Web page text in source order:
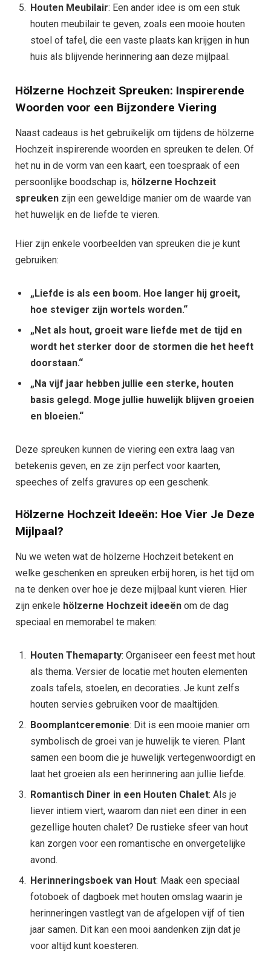
Houten Meubilair: Een ander idee is om een stuk
houten meubilair te geven, zoals een mooie houten
stoel of tafel, die een vaste plaats kan krijgen in hun
huis als blijvende herinnering aan deze mijlpaal.
Hölzerne Hochzeit Spreuken: Inspirerende
Woorden voor een Bijzondere Viering
Naast cadeaus is het gebruikelijk om tijdens de hölzerne
Hochzeit inspirerende woorden en spreuken te delen. Of
het nu in de vorm van een kaart, een toespraak of een
persoonlijke boodschap is, hölzerne Hochzeit
spreuken zijn een geweldige manier om de waarde van
het huwelijk en de liefde te vieren.
Hier zijn enkele voorbeelden van spreuken die je kunt
gebruiken:
„Liefde is als een boom. Hoe langer hij groeit,
hoe steviger zijn wortels worden.“
„Net als hout, groeit ware liefde met de tijd en
wordt het sterker door de stormen die het heeft
doorstaan.“
„Na vijf jaar hebben jullie een sterke, houten
basis gelegd. Moge jullie huwelijk blijven groeien
en bloeien.“
Deze spreuken kunnen de viering een extra laag van
betekenis geven, en ze zijn perfect voor kaarten,
speeches of zelfs gravures op een geschenk.
Hölzerne Hochzeit Ideeën: Hoe Vier Je Deze
Mijlpaal?
Nu we weten wat de hölzerne Hochzeit betekent en
welke geschenken en spreuken erbij horen, is het tijd om
na te denken over hoe je deze mijlpaal kunt vieren. Hier
zijn enkele hölzerne Hochzeit ideeën om de dag
speciaal en memorabel te maken:
Houten Themaparty: Organiseer een feest met hout
als thema. Versier de locatie met houten elementen
zoals tafels, stoelen, en decoraties. Je kunt zelfs
houten servies gebruiken voor de maaltijden.
Boomplantceremonie: Dit is een mooie manier om
symbolisch de groei van je huwelijk te vieren. Plant
samen een boom die je huwelijk vertegenwoordigt en
laat het groeien als een herinnering aan jullie liefde.
Romantisch Diner in een Houten Chalet: Als je
liever intiem viert, waarom dan niet een diner in een
gezellige houten chalet? De rustieke sfeer van hout
kan zorgen voor een romantische en onvergetelijke
avond.
Herinneringsboek van Hout: Maak een speciaal
fotoboek of dagboek met houten omslag waarin je
herinneringen vastlegt van de afgelopen vijf of tien
jaar samen. Dit kan een mooi aandenken zijn dat je
voor altijd kunt koesteren.